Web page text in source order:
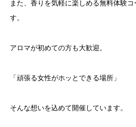
また、香りを気軽に楽しめる無料体験
す。
アロマが初めての方も大歓迎。
「頑張る女性がホッとできる場所」
そんな想いを込めて開催しています。